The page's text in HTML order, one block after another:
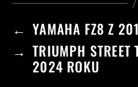
← YAMAHA FZ8 Z
→ TRIUMPH
2024 ROKU